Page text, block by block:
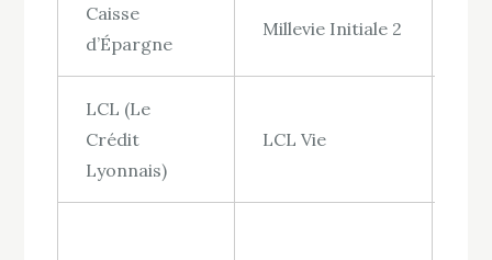
Caisse
d’Épargne
Millevie Initiale 2
LCL (Le
Crédit
Lyonnais)
LCL Vie